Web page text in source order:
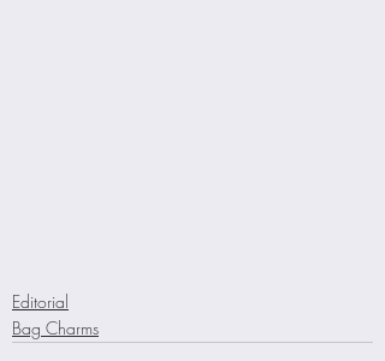
Editorial
Bag Charms